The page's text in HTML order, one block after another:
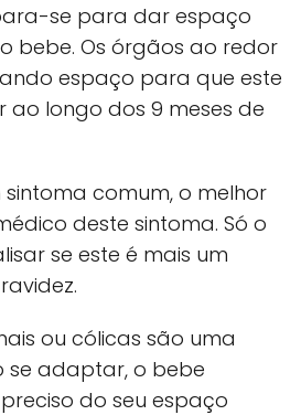
se para dar espaço
bebe. Os órgãos ao redor
espaço para que este
ao longo dos 9 meses de
comum, o melhor
deste sintoma. Só o
se este é mais um
ou cólicas são uma
se adaptar, o bebe
do seu espaço